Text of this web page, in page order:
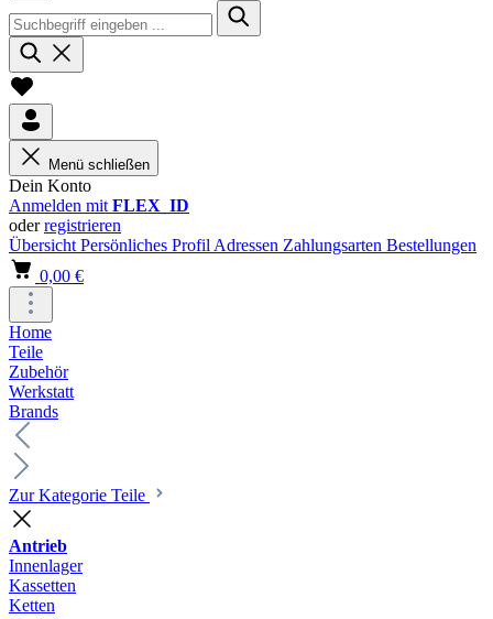
Menü schließen
Dein Konto
Anmelden mit FLEX_ID
oderregistrieren
Übersicht Persönliches Profil Adressen Zahlungsarten Bestellungen
0,00 €
Home
Teile
Zubehör
Werkstatt
Brands
Zur Kategorie Teile
Antrieb
Innenlager
Kassetten
Ketten